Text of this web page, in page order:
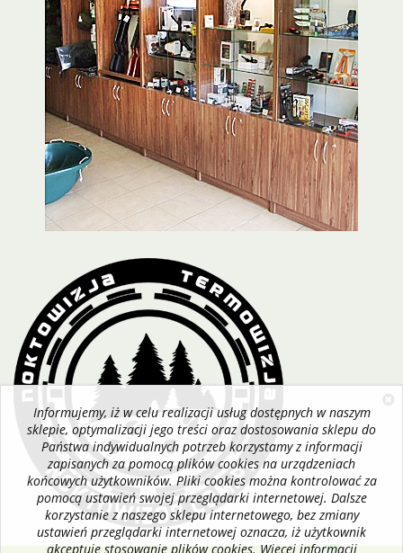
Informujemy, iż w celu realizacji usług dostępnych w naszym
sklepie, optymalizacji jego treści oraz dostosowania sklepu do
Państwa indywidualnych potrzeb korzystamy z informacji
zapisanych za pomocą plików cookies na urządzeniach
końcowych użytkowników. Pliki cookies można kontrolować za
pomocą ustawień swojej przeglądarki internetowej. Dalsze
korzystanie z naszego sklepu internetowego, bez zmiany
ustawień przeglądarki internetowej oznacza, iż użytkownik
akceptuje stosowanie plików cookies. Więcej informacji